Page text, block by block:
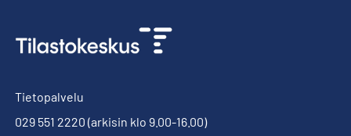
Tietopalvelu
029 551 2220 (arkisin klo 9.00-16.00)